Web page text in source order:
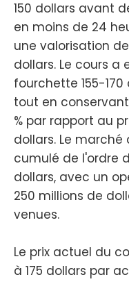
150 dollars avant
en moins de 24
une valorisation
dollars. Le cours a
fourchette 155-
tout en
% par rapport au
dollars. Le
cumulé de l'ordre
dollars, avec un
250 millions de
venues.
Le prix actuel du
à 175 dollars par